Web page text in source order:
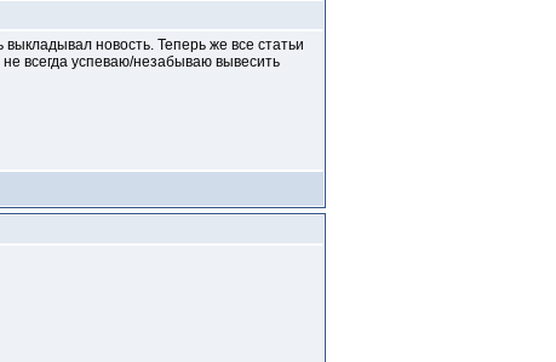
новость. Теперь же все статьи
всегда успеваю/незабываю вывесить